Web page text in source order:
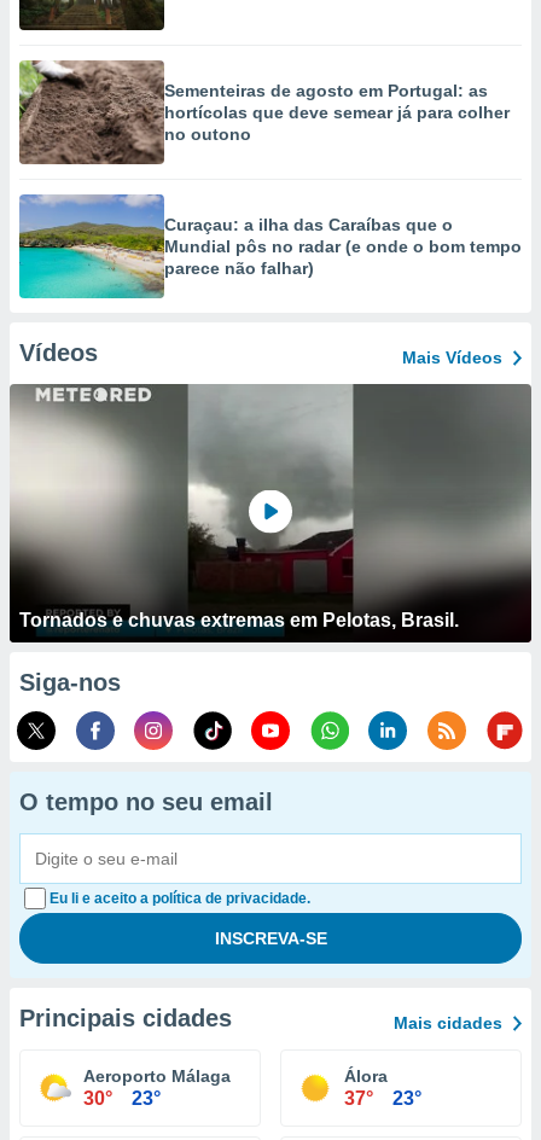
Sementeiras de agosto em Portugal: as
hortícolas que deve semear já para colher
no outono
Curaçau: a ilha das Caraíbas que o
Mundial pôs no radar (e onde o bom tempo
parece não falhar)
Vídeos Mais Vídeos
Tornados e chuvas extremas em Pelotas, Brasil.
Siga-nos
O tempo no seu email
Eu li e aceito a política de privacidade.
Principais cidades Mais cidades
Aeroporto Málaga
30° 23°
Álora
37° 23°